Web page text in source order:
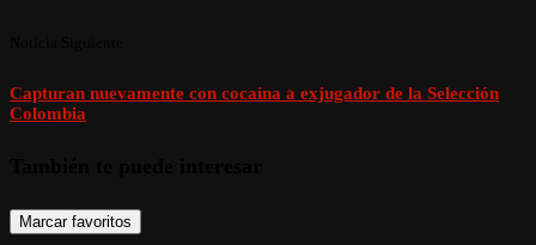
Capturan nuevamente con cocaina a exjugador de la Selección
Colombia
Marcar favoritos